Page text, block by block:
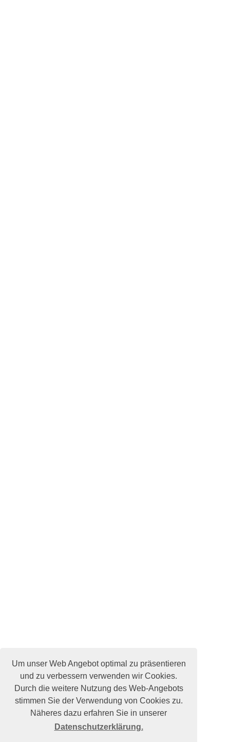
Um unser Web Angebot optimal zu präsentieren
und zu verbessern verwenden wir Cookies.
Durch die weitere Nutzung des Web-Angebots
stimmen Sie der Verwendung von Cookies zu.
Näheres dazu erfahren Sie in unserer
Datenschutzerklärung.